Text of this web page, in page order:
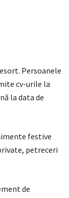
Persoanele
cv-urile la
la data de
festive
petreceri
de